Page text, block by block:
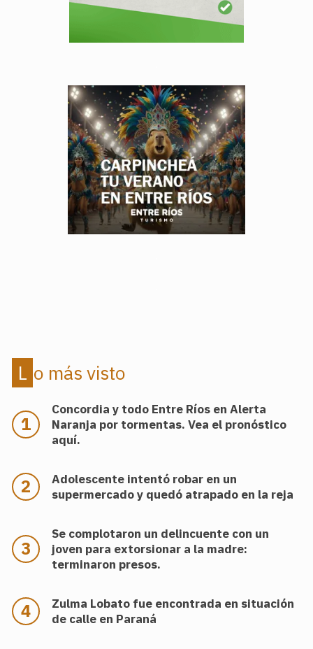
Lo más visto
Concordia y todo Entre Ríos en Alerta
Naranja por tormentas. Vea el pronóstico
aquí.
Adolescente intentó robar en un
supermercado y quedó atrapado en la reja
Se complotaron un delincuente con un
joven para extorsionar a la madre:
terminaron presos.
Zulma Lobato fue encontrada en situación
de calle en Paraná